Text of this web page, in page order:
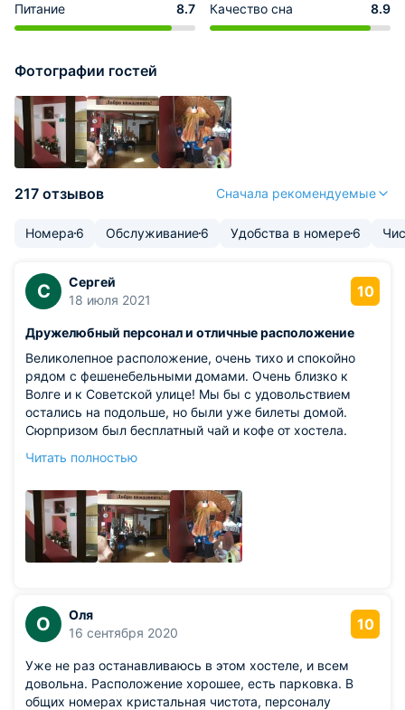
Питание 8.7 Качество сна 8.9
Фотографии гостей
217 отзывов Сначала рекомендуемые
Номера 6 Обслуживание6 Удобства в номере6
С
Сергей
18 июля 2021
10
Дружелюбный персонал и отличные расположение
Великолепное расположение, очень тихо и спокойно
рядом с фешенебельными домами. Очень близко к
Волге и к Советской улице! Мы бы с удовольствием
остались на подольше, но были уже билеты домой.
Сюрпризом был бесплатный чай и кофе от хостела.
была с нами, разместила багаж, когда мы пошли гулять
Из недостатков: к сожалению, была авария на
водопроводе, но тут хостел не при чем.
Читать полностью
О
Оля
16 сентября 2020
10
Уже не раз останавливаюсь в этом хостеле, и всем
довольна. Расположение хорошее, есть парковка. В
общих номерах кристальная чистота, персоналу